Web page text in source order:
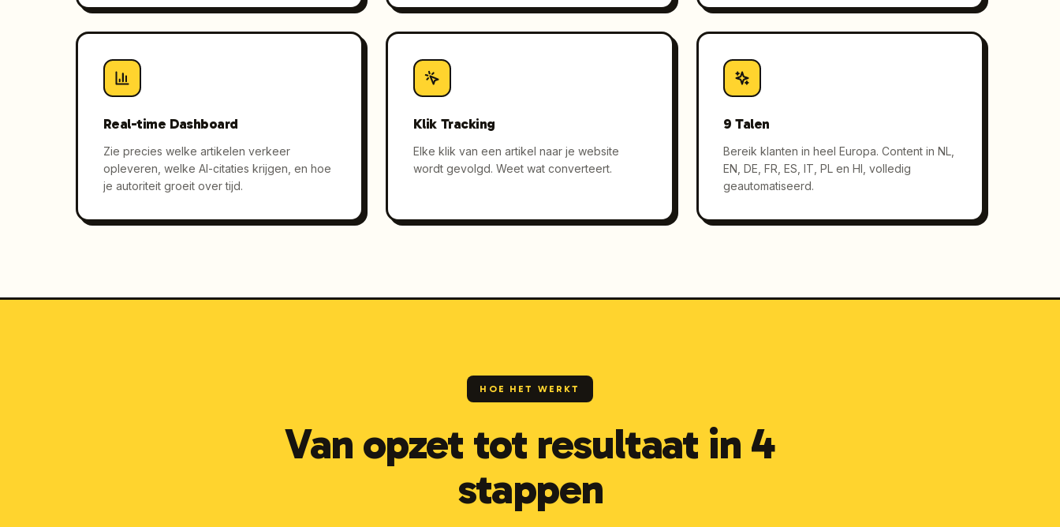
Real-time Dashboard
Zie precies welke artikelen verkeer
opleveren, welke AI-citaties krijgen, en hoe
je autoriteit groeit over tijd.
Klik Tracking
Elke klik van een artikel naar je website
wordt gevolgd. Weet wat converteert.
9 Talen
Bereik klanten in heel Europa. Content in NL,
EN, DE, FR, ES, IT, PL en HI, volledig
geautomatiseerd.
HOE HET WERKT
Van opzet tot resultaat in 4
stappen